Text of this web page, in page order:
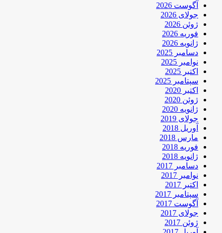
آگوست 2026
جولای 2026
ژوئن 2026
فوریه 2026
ژانویه 2026
دسامبر 2025
نوامبر 2025
اکتبر 2025
سپتامبر 2025
اکتبر 2020
ژوئن 2020
ژانویه 2020
جولای 2019
آوریل 2018
مارس 2018
فوریه 2018
ژانویه 2018
دسامبر 2017
نوامبر 2017
اکتبر 2017
سپتامبر 2017
آگوست 2017
جولای 2017
ژوئن 2017